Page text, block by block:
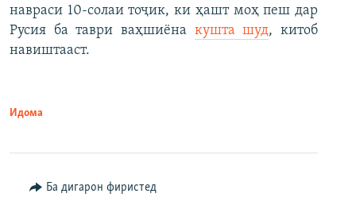
навраси 10-солаи тоҷик, ки ҳашт моҳ пеш дар
Русия ба таври ваҳшиёна кушта шуд, китоб
навиштааст.
Идома
Ба дигарон фиристед